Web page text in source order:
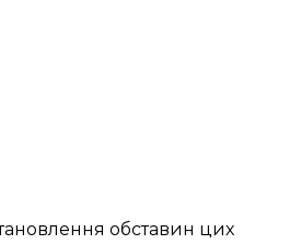
обставин цих